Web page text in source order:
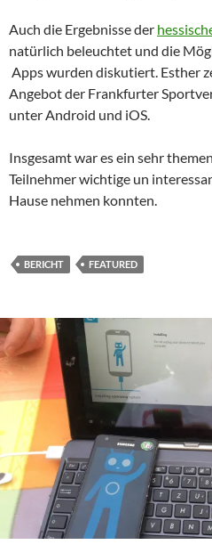
Auch die Ergebnisse der
natürlich beleuchtet und die
Apps wurden diskutiert. Esther
Angebot der Frankfurter
unter Android und iOS.
Insgesamt war es ein sehr
Teilnehmer wichtige un
Hause nehmen konnten.
BERICHT FEATURED